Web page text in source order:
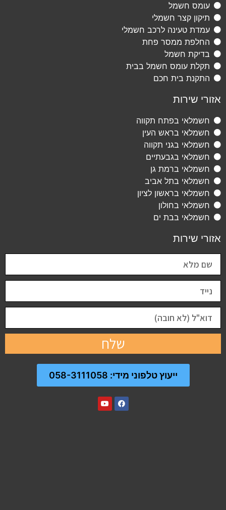
עומס חשמל
תיקון קצר חשמלי
עמדת טעינה לרכב חשמלי
החלפת ממסר פחת
בדיקת חשמל
תקלת עומס חשמל בבית
התקנת בית חכם
אזורי שירות
חשמלאי בפתח תקווה
חשמלאי בראש העין
חשמלאי בגני תקווה
חשמלאי בגבעתיים
חשמלאי ברמת גן
חשמלאי בתל אביב
חשמלאי בראשון לציון
חשמלאי בחולון
חשמלאי בבת ים
אזורי שירות
שלח
ייעוץ טלפוני מידי: 058-3111058